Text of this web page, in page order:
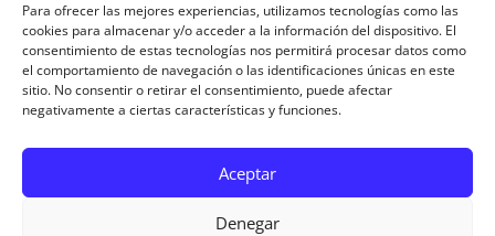
Para ofrecer las mejores experiencias, utilizamos tecnologías como las
cookies para almacenar y/o acceder a la información del dispositivo. El
consentimiento de estas tecnologías nos permitirá procesar datos como
el comportamiento de navegación o las identificaciones únicas en este
sitio. No consentir o retirar el consentimiento, puede afectar
negativamente a ciertas características y funciones.
Aceptar
Denegar
COMENTÁRIOS RECENTES